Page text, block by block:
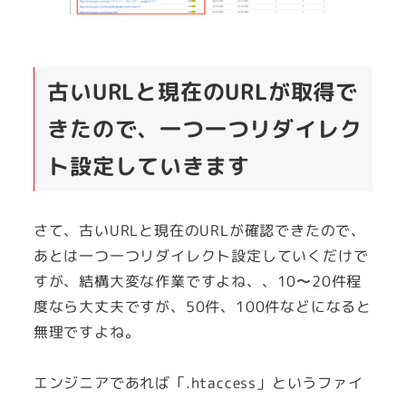
古いURLと現在のURLが取得で
きたので、一つ一つリダイレク
ト設定していきます
さて、古いURLと現在のURLが確認できたので、
あとは一つ一つリダイレクト設定していくだけで
すが、結構大変な作業ですよね、、10〜20件程
度なら大丈夫ですが、50件、100件などになると
無理ですよね。
エンジニアであれば「.htaccess」というファイ